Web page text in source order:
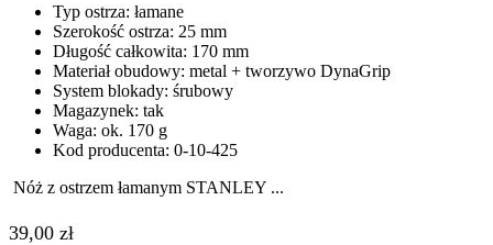
Typ ostrza: łamane
Szerokość ostrza: 25 mm
Długość całkowita: 170 mm
Materiał obudowy: metal + tworzywo DynaGrip
System blokady: śrubowy
Magazynek: tak
Waga: ok. 170 g
Kod producenta: 0-10-425
Nóż z ostrzem łamanym STANLEY ...
39,00 zł